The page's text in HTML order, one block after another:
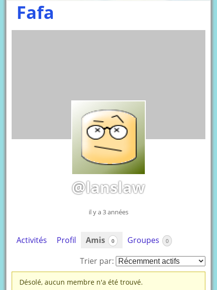
Fafa
@lanslaw
il y a 3 années
Activités Profil Amis 0 Groupes 0
Trier par:
Mes
Désolé, aucun membre n'a été trouvé.